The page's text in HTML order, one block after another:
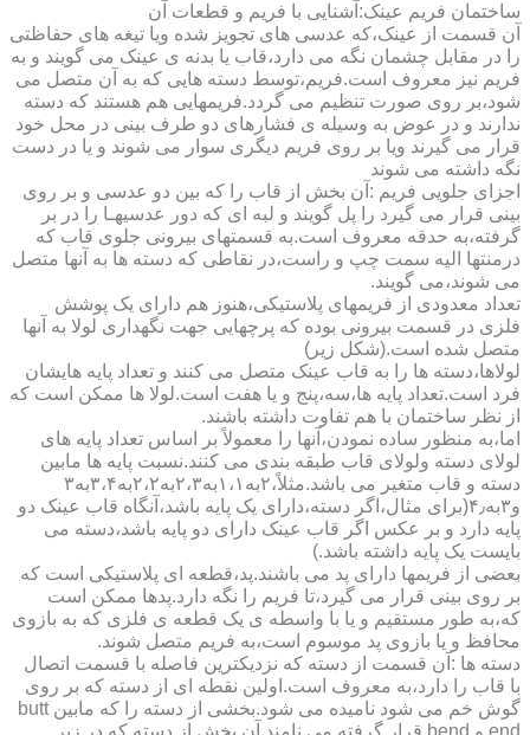
ساختمان فریم عینک:آشنایی با فریم و قطعات آن
آن قسمت از عینک،که عدسی های تجویز شده ویا تیغه های حفاظتی
را در مقابل چشمان نگه می دارد،قاب یا بدنه ی عینک می گویند و به
فریم نیز معروف است.فریم،توسط دسته هایی که به آن متصل می
شود،بر روی صورت تنظیم می گردد.فریمهایی هم هستند که دسته
ندارند و در عوض به وسیله ی فشارهای دو طرف بینی در محل خود
قرار می گیرند ویا بر روی فریم دیگری سوار می شوند و یا در دست
نگه داشته می شوند
اجزای جلویی فریم :آن بخش از قاب را که بین دو عدسی و بر روی
بینی قرار می گیرد را پل گویند و لبه ای که دور عدسیهـا را در بر
گرفته،به حدقه معروف است.به قسمتهای بیرونی جلوی قاب که
درمنتها الیه سمت چپ و راست،در نقاطی که دسته ها به آنها متصل
می شوند،می گویند.
تعداد معدودی از فریمهای پلاستیکی،هنوز هم دارای یک پوشش
فلزی در قسمت بیرونی بوده که پرچهایی جهت نگهداری لولا به آنها
متصل شده است.(شکل زیر)
لولاها،دسته ها را به قاب عینک متصل می کنند و تعداد پایه هایشان
فرد است.تعداد پایه ها،سه،پنج و یا هفت است.لولا ها ممکن است که
از نظر ساختمان با هم تفاوت داشته باشند.
اما،به منظور ساده نمودن،آنها را معمولاً بر اساس تعداد پایه های
لولای دسته ولولای قاب طبقه بندی می کنند.نسبت پایه ها مابین
دسته و قاب متغیر می باشد.مثلاً،۲به۱،۱به۲،۳به۲،۲به۳،۴به۳
و۳به۴٫(برای مثال،اگر دسته،دارای یک پایه باشد،آنگاه قاب عینک دو
پایه دارد و بر عکس اگر قاب عینک دارای دو پایه باشد،دسته می
بایست یک پایه داشته باشد.)
بعضی از فریمها دارای پد می باشند.پد،قطعه ای پلاستیکی است که
بر روی بینی قرار می گیرد،تا فریم را نگه دارد.پدها ممکن است
که،به طور مستقیم و یا با واسطه ی یک قطعه ی فلزی که به بازوی
محافظ و یا بازوی پد موسوم است،به فریم متصل شوند.
دسته ها :آن قسمت از دسته که نزدیکترین فاصله با قسمت اتصال
با قاب را دارد،به معروف است.اولین نقطه ای از دسته که بر روی
گوش خم می شود نامیده می شود.بخشی از دسته را که مابین butt